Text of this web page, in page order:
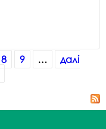
8 9 …
далі